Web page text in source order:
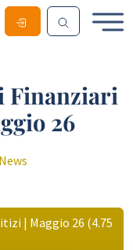
Finanziari
26
News
| Maggio 26 (4.75